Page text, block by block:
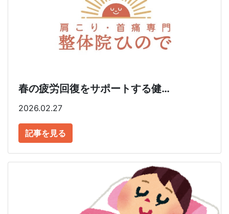
春の疲労回復をサポートする健…
2026.02.27
記事を見る